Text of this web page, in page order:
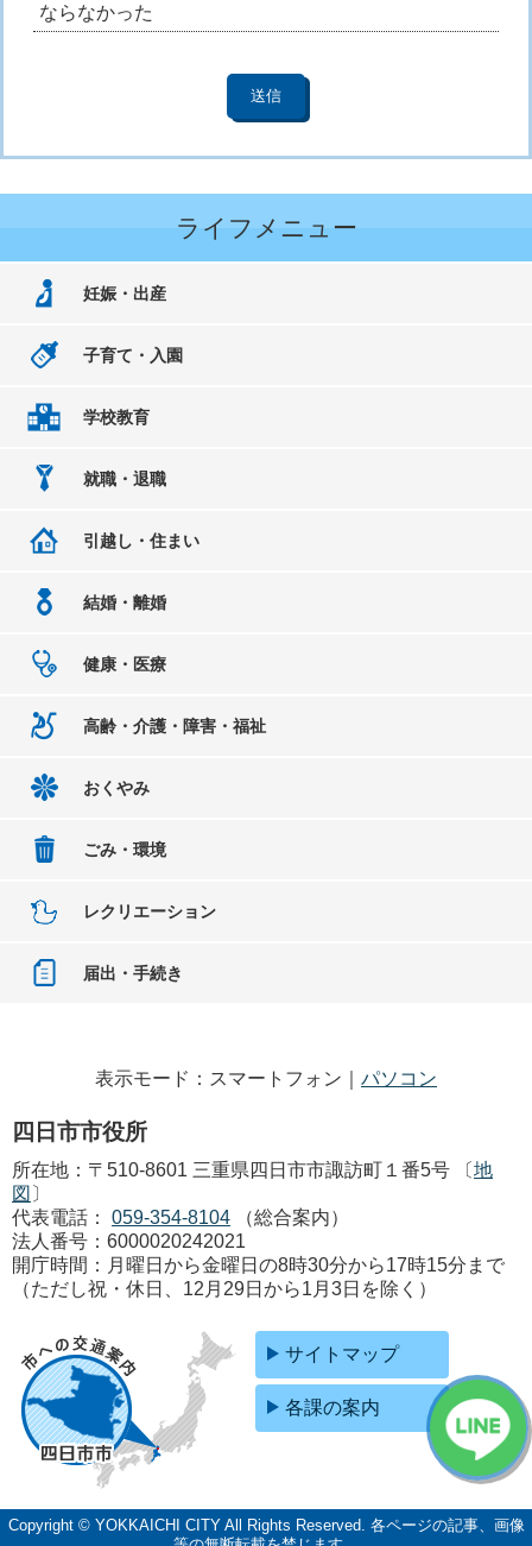
ならなかった
ライフメニュー
妊娠・出産
子育て・入園
学校教育
就職・退職
引越し・住まい
結婚・離婚
健康・医療
高齢・介護・障害・福祉
おくやみ
ごみ・環境
レクリエーション
届出・手続き
表示モード：スマートフォン｜ パソコン
四日市市役所
所在地：〒510-8601 三重県四日市市諏訪町１番5号 〔地
図 〕
代表電話：
059-354-8104
（総合案内）
法人番号：6000020242021
開庁時間：月曜日から金曜日の8時30分から17時15分まで
（ただし祝・休日、12月29日から1月3日を除く）
サイトマップ
各課の案内
Copyright © YOKKAICHI CITY All Rights Reserved. 各ページの記事、画像